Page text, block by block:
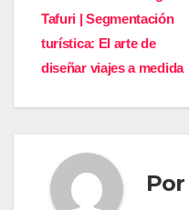
de
entradas
Tafuri | Segmentación
turística: El arte de
diseñar viajes a medida
Por